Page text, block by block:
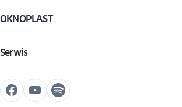
OKNOPLAST
Serwis